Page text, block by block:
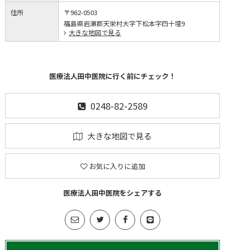
住所
〒962-0503
福島県岩瀬郡天栄村大字下松本字四十壇9
大きな地図で見る
医療法人田中医院に行く前にチェック！
0248-82-2589
大きな地図で見る
お気に入りに追加
医療法人田中医院をシェアする